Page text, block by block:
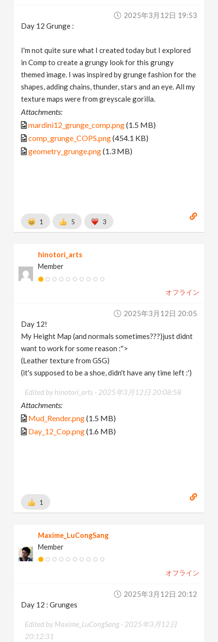
2025年3月12日 19:53
Day 12 Grunge :
I'm not quite sure what I created today but I explored
in Comp to create a grungy look for this grungy
themed image. I was inspired by grunge fashion for the
shapes, adding chains, thunder, stars and an eye. All my
texture maps were from greyscale gorilla.
Attachments:
mardini12_grunge_comp.png(1.5 MB)
comp_grunge_COPS.png(454.1 KB)
geometry_grunge.png(1.3 MB)
1 5 3
hinotori_arts
Member
オフライン
2025年3月12日 20:05
Day 12!
My Height Map (and normals sometimes???)just didnt
want to work for some reason :''>
(Leather texture from GSG)
(it's supposed to be a shoe, didn't have any time left :')
Edited by hinotori_arts - 2025年3月12日 20:08:58
Attachments:
Mud_Render.png(1.5 MB)
Day_12_Cop.png(1.6 MB)
1
Maxime_LuCongSang
Member
オフライン
2025年3月12日 20:12
Day 12 : Grunges
Edited by Maxime_LuCongSang - 2025年3月12日
20:12:31